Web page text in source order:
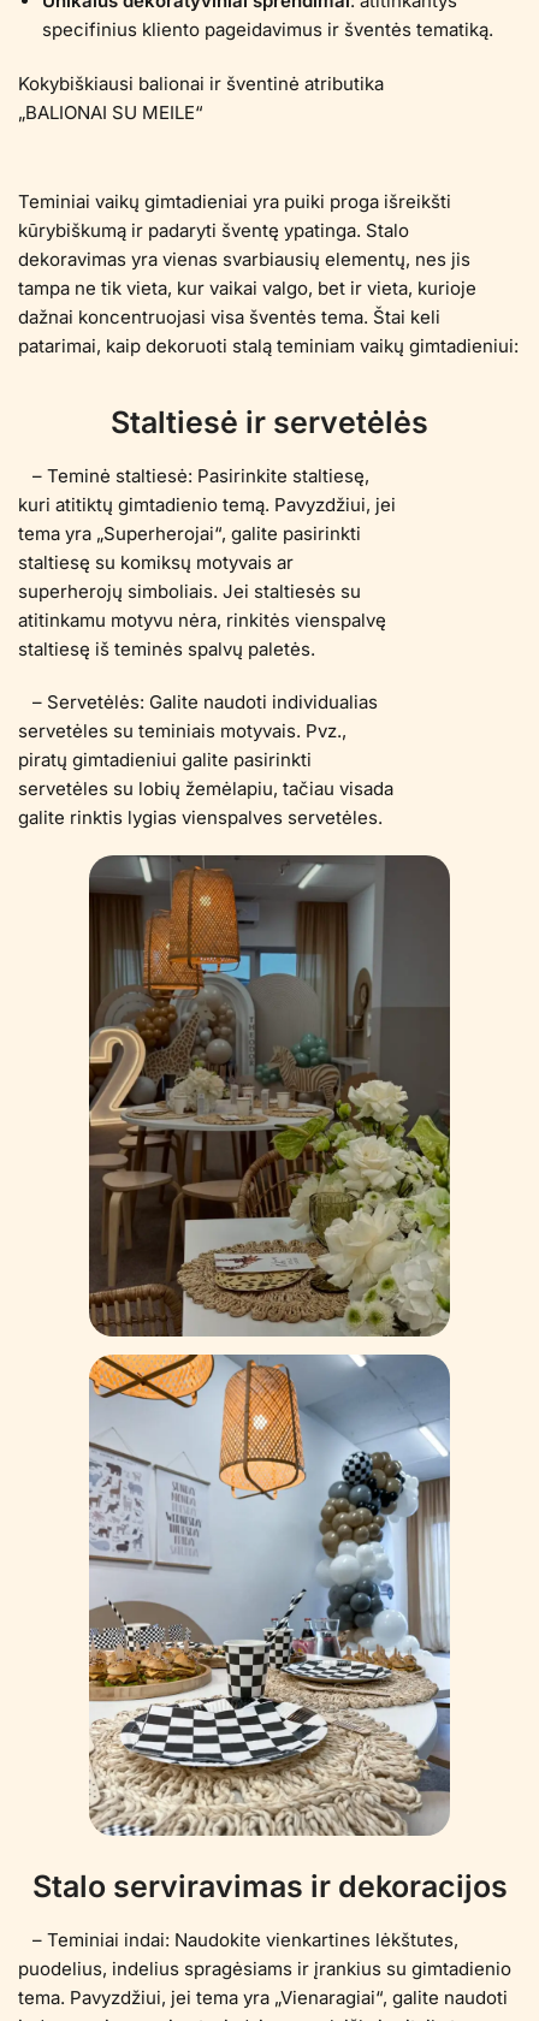
specifinius kliento pageidavimus ir šventės tematiką.
Kokybiškiausi balionai ir šventinė atributika
„BALIONAI SU MEILE“
Teminiai vaikų gimtadieniai yra puiki proga išreikšti
kūrybiškumą ir padaryti šventę ypatinga. Stalo
dekoravimas yra vienas svarbiausių elementų, nes jis
tampa ne tik vieta, kur vaikai valgo, bet ir vieta, kurioje
dažnai koncentruojasi visa šventės tema. Štai keli
patarimai, kaip dekoruoti stalą teminiam vaikų gimtadieniui:
Staltiesė ir servetėlės
– Teminė staltiesė: Pasirinkite staltiesę,
kuri atitiktų gimtadienio temą. Pavyzdžiui, jei
tema yra „Superherojai“, galite pasirinkti
staltiesę su komiksų motyvais ar
superherojų simboliais. Jei staltiesės su
atitinkamu motyvu nėra, rinkitės vienspalvę
staltiesę iš teminės spalvų paletės.
– Servetėlės: Galite naudoti individualias
servetėles su teminiais motyvais. Pvz.,
piratų gimtadieniui galite pasirinkti
servetėles su lobių žemėlapiu, tačiau visada
galite rinktis lygias vienspalves servetėles.
Stalo serviravimas ir dekoracijos
– Teminiai indai: Naudokite vienkartines lėkštutes,
puodelius, indelius spragėsiams ir įrankius su gimtadienio
tema. Pavyzdžiui, jei tema yra „Vienaragiai“, galite naudoti